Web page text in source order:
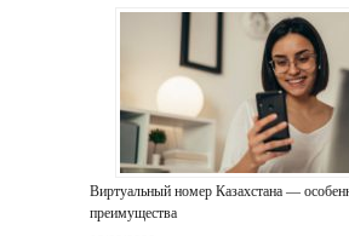
Виртуальный номер Казахстана —
преимущества